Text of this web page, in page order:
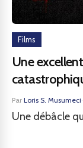
Films
Une
Par Loris S. Musumeci·
Une débâcle